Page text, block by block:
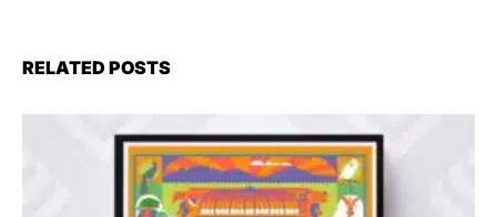
RELATED POSTS